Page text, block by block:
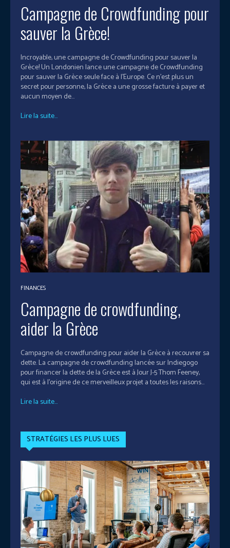
Campagne de Crowdfunding pour
sauver la Grèce!
Incroyable, une campagne de Crowdfunding pour sauver la
Grèce! Un Londonien lance une campagne de Crowdfunding
pour sauver la Grèce seule face à l'Europe. Ce n’est plus un
secret pour personne, la Grèce a une grosse facture à payer et
aucun moyen de...
Lire la suite...
FINANCES
Campagne de crowdfunding,
aider la Grèce
Campagne de crowdfunding pour aider la Grèce à recouvrer sa
dette. La campagne de crowdfunding lancée sur Indiegogo
pour financer la dette de la Grèce est à Jour J-5 Thom Feeney,
qui est à l’origine de ce merveilleux projet a toutes les raisons...
Lire la suite...
STRATÉGIES LES PLUS LUES